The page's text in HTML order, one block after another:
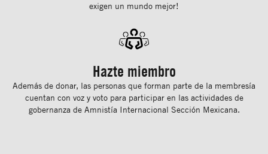
exigen un mundo mejor!
Hazte miembro
Además de donar, las personas que forman parte de la membresía
cuentan con voz y voto para participar en las actividades de
gobernanza de Amnistía Internacional Sección Mexicana.